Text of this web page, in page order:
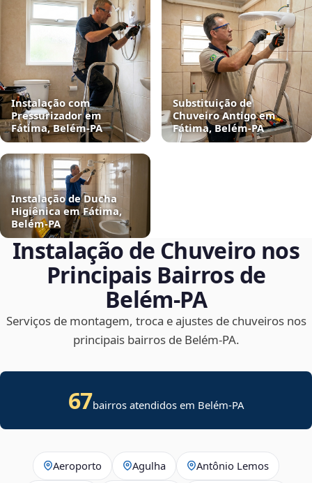
Instalação com
Pressurizador em
Fátima, Belém‑PA
Substituição de
Chuveiro Antigo em
Fátima, Belém‑PA
Instalação de Ducha
Higiênica em Fátima,
Belém‑PA
Instalação de Chuveiro nos
Principais Bairros de
Belém‑PA
Serviços de montagem, troca e ajustes de chuveiros nos
principais bairros de Belém‑PA.
67bairros atendidos em Belém-PA
Aeroporto Agulha Antônio Lemos